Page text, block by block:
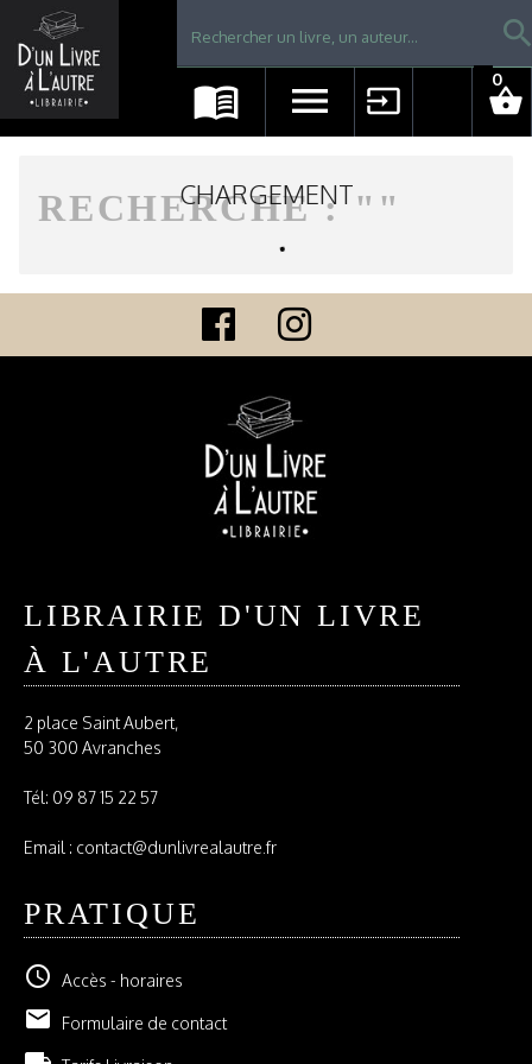
Librairie D'un livre à l'autre - Avranches
menu_book menu input shopping_basket
0
RECHERCHE : " "
CHARGEMENT
LIBRAIRIE D'UN LIVRE
À L'AUTRE
2 place Saint Aubert,
50 300 Avranches
Tél: 09 87 15 22 57
Email : contact@dunlivrealautre.fr
PRATIQUE
schedule Accès - horaires
email Formulaire de contact